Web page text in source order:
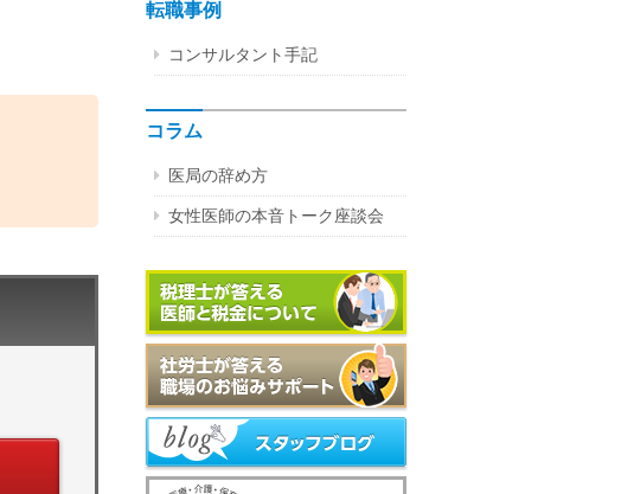
転職事例
コンサルタント手記
コラム
医局の辞め方
女性医師の本音トーク座談会